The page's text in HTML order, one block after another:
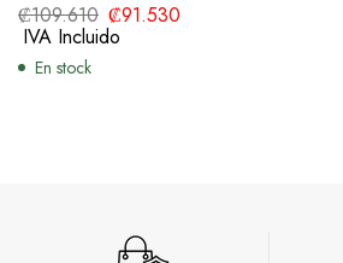
₡109.610 ₡91.530
IVA Incluido
En stock